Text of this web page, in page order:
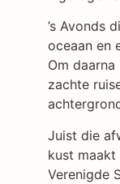
’s Avonds
oceaan en
Om
zachte
Juist die
kust
Verenigde